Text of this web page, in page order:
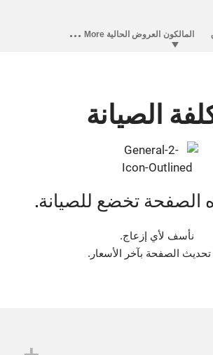
الصيانة
الصفحة تخضع للصيانة.
نأسف لأي إزعاج.
الصفحة بآخر الأسعار.